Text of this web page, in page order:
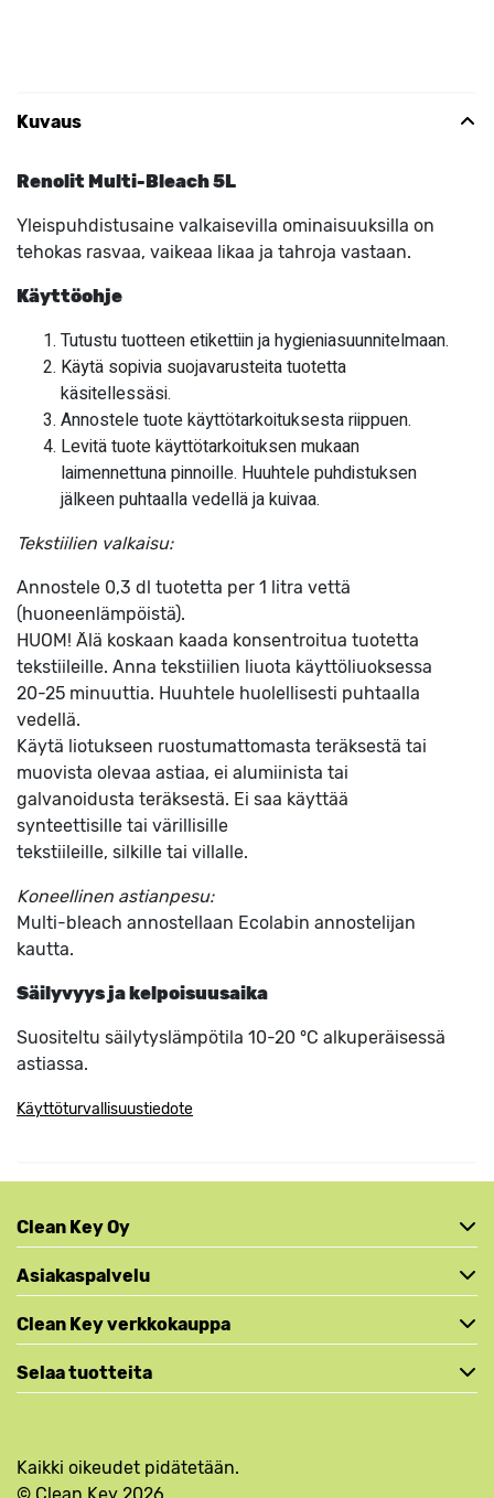
Kuvaus
Renolit Multi-Bleach 5L
Yleispuhdistusaine valkaisevilla ominaisuuksilla on
tehokas rasvaa, vaikeaa likaa ja tahroja vastaan.
Käyttöohje
Tutustu tuotteen etikettiin ja hygieniasuunnitelmaan.
Käytä sopivia suojavarusteita tuotetta
käsitellessäsi.
Annostele tuote käyttötarkoituksesta riippuen.
Levitä tuote käyttötarkoituksen mukaan
laimennettuna pinnoille. Huuhtele puhdistuksen
jälkeen puhtaalla vedellä ja kuivaa.
Tekstiilien valkaisu:
Annostele 0,3 dl tuotetta per 1 litra vettä
(huoneenlämpöistä).
HUOM! Älä koskaan kaada konsentroitua tuotetta
tekstiileille. Anna tekstiilien liuota käyttöliuoksessa
20-25 minuuttia. Huuhtele huolellisesti puhtaalla
vedellä.
Käytä liotukseen ruostumattomasta teräksestä tai
muovista olevaa astiaa, ei alumiinista tai
galvanoidusta teräksestä. Ei saa käyttää
synteettisille tai värillisille
tekstiileille, silkille tai villalle.
Koneellinen astianpesu:
Multi-bleach annostellaan Ecolabin annostelijan
kautta.
Säilyvyys ja kelpoisuusaika
Suositeltu säilytyslämpötila 10-20 °C alkuperäisessä
astiassa.
Käyttöturvallisuustiedote
Clean Key Oy
Asiakaspalvelu
Clean Key verkkokauppa
Selaa tuotteita
Kaikki oikeudet pidätetään.